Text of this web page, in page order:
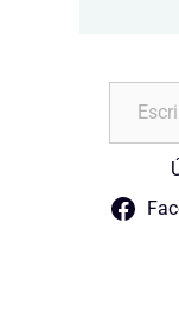
Escribe tu